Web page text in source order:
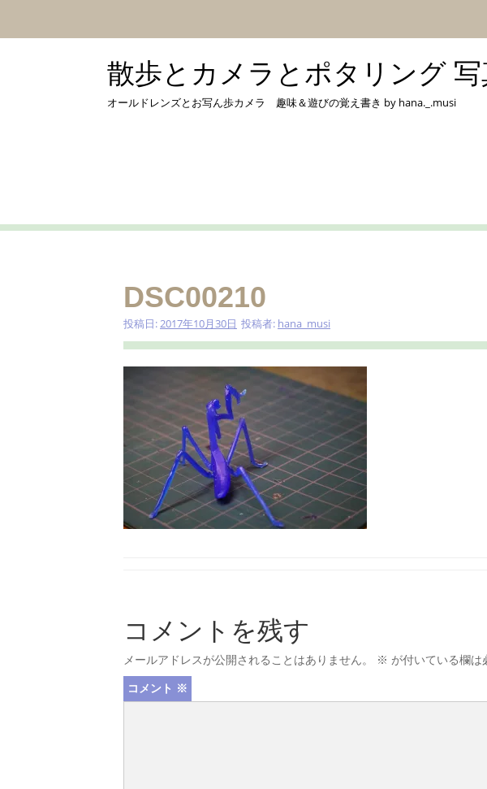
テ
散歩とカメラとポタリング
オールドレンズとお写ん歩カメラ 趣味＆遊びの覚え書き by hana._.musi
DSC00210
投稿日:2017年10月30日 投稿者: hana_musi
コメントを残す
メールアドレスが公開されることはありません。 ※ が付いている欄は
コメント ※